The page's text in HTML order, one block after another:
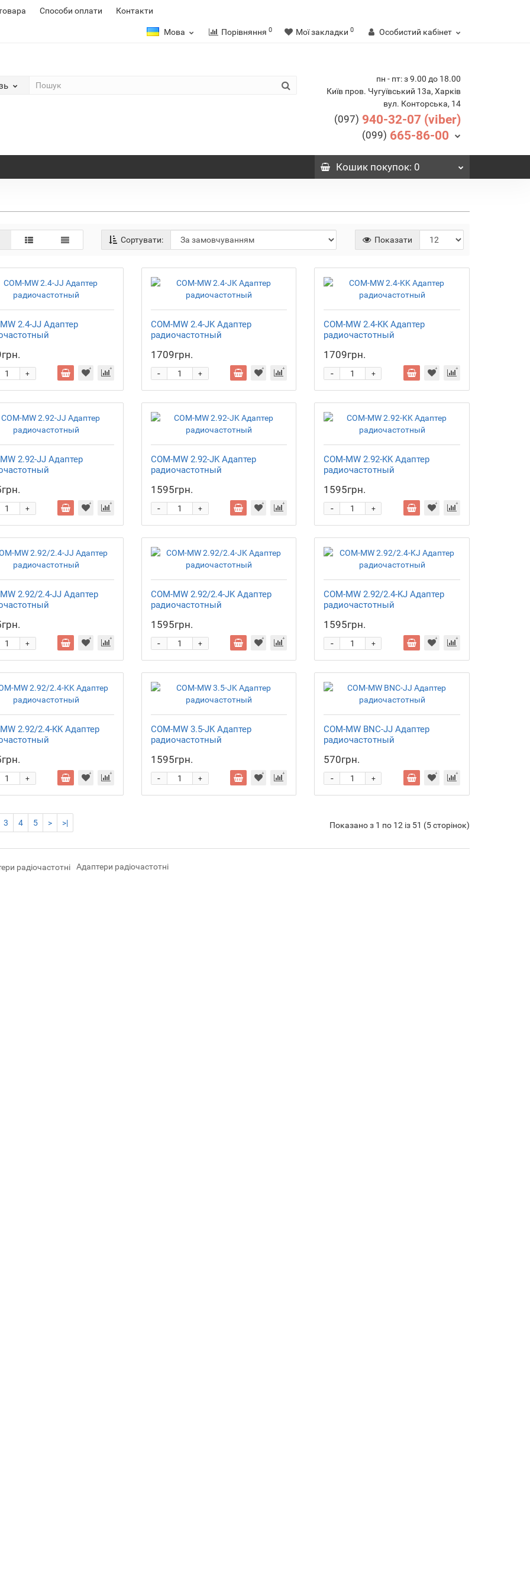
Способи оплати Контакти
Мова Порівняння 0 Мої закладки 0 Особистий кабінет
пн - пт: з 9.00 до 18.00
Київ пров. Чугуївський 13а, Харків
вул. Конторська, 14
(097) 940-32-07 (viber)
(099) 665-86-00
Кошикпокупок: 0
Сортувати: Показати
2.4-JJ Адаптер
+
COM-MW 2.4-JK Адаптер
радиочастотный
1709грн.
+
-
COM-MW 2.4-KK Адаптер
радиочастотный
1709грн.
+
-
2.92-JJ Адаптер
+
COM-MW 2.92-JK Адаптер
радиочастотный
1595грн.
+
-
COM-MW 2.92-KK Адаптер
радиочастотный
1595грн.
+
-
2.92/2.4-JJ Адаптер
+
COM-MW 2.92/2.4-JK Адаптер
радиочастотный
1595грн.
+
-
COM-MW 2.92/2.4-KJ Адаптер
радиочастотный
1595грн.
+
-
2.92/2.4-KK Адаптер
+
COM-MW 3.5-JK Адаптер
радиочастотный
1595грн.
+
-
COM-MW BNC-JJ Адаптер
радиочастотный
570грн.
+
-
3 4 5 > >| Показано з 1 по 12 із 51 (5 сторінок)
Адаптери радіочастотні